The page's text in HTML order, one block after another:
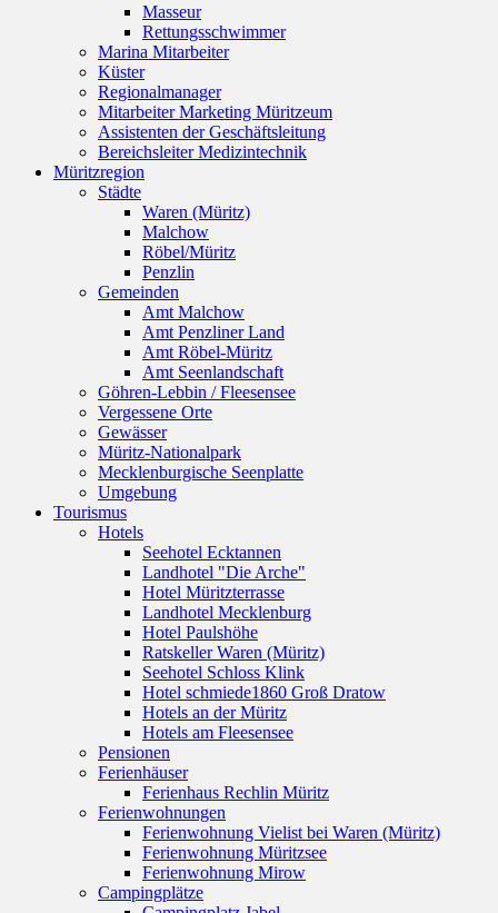
Masseur
Rettungsschwimmer
Marina Mitarbeiter
Küster
Regionalmanager
Mitarbeiter Marketing Müritzeum
Assistenten der Geschäftsleitung
Bereichsleiter Medizintechnik
Müritzregion
Städte
Waren (Müritz)
Malchow
Röbel/Müritz
Penzlin
Gemeinden
Amt Malchow
Amt Penzliner Land
Amt Röbel-Müritz
Amt Seenlandschaft
Göhren-Lebbin / Fleesensee
Vergessene Orte
Gewässer
Müritz-Nationalpark
Mecklenburgische Seenplatte
Umgebung
Tourismus
Hotels
Seehotel Ecktannen
Landhotel "Die Arche"
Hotel Müritzterrasse
Landhotel Mecklenburg
Hotel Paulshöhe
Ratskeller Waren (Müritz)
Seehotel Schloss Klink
Hotel schmiede1860 Groß Dratow
Hotels an der Müritz
Hotels am Fleesensee
Pensionen
Ferienhäuser
Ferienhaus Rechlin Müritz
Ferienwohnungen
Ferienwohnung Vielist bei Waren (Müritz)
Ferienwohnung Müritzsee
Ferienwohnung Mirow
Campingplätze